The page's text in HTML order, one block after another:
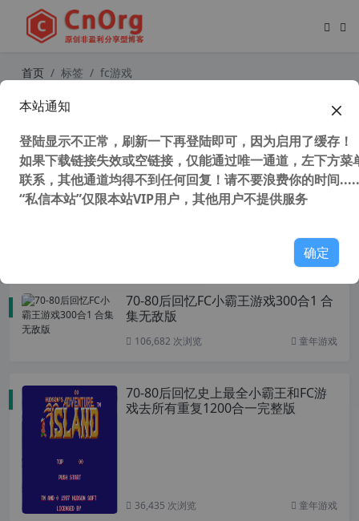
首页 标签 fc游戏
本）
45,271 次浏览 设计软件
CorelDRAW 2019 v21.1.0.628 (CDR
设计软件
70-80后回忆FC小霸王游戏300合1 合
集无敌版
106,682 次浏览 童年游戏
70-80后回忆史上最全小霸王和FC游
戏去所有重复1200合一完整版
36,435 次浏览 童年游戏
本站通知
登陆显示不正常，刷新一下再登陆即可，因为启用了缓存！
如果下载链接失效或空链接，仅能通过唯一通道，左下方菜
联系，其他通道均得不到任何回复！请不要浪费你的时间
“私信本站”仅限本站VIP用户，其他用户不提供服务
确定